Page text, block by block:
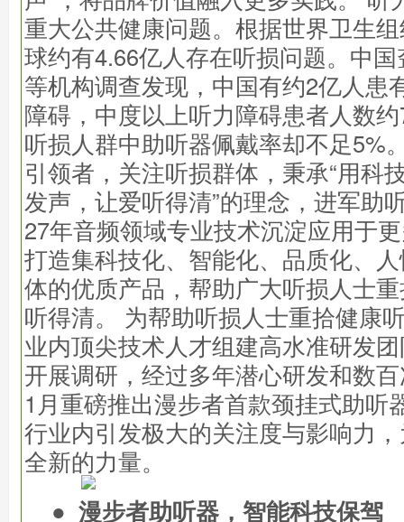
重大公共健康问题。根据世界卫生
球约有4.66亿人存在听损问题。中
等机构调查发现，中国有约2亿人患
障碍，中度以上听力障碍患者人数
听损人群中助听器佩戴率却不足5%
引领者，关注听损群体，秉承“用科
发声，让爱听得清”的理念，进军助
27年音频领域专业技术沉淀应用于
打造集科技化、智能化、品质化、
体的优质产品，帮助广大听损人士
听得清。 为帮助听损人士重拾健康
业内顶尖技术人才组建高水准研发
开展调研，经过多年潜心研发和数
1月重磅推出漫步者首款颈挂式助
行业内引发极大的关注度与影响力
全新的力量。
● 漫步者助听器，智能科技保驾